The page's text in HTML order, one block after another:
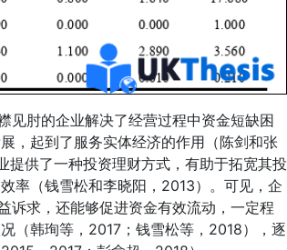
见肘的企业解决了经营过程中资金短缺困
，起到了服务实体经济的作用（陈剑和张
供了一种投资理财方式，有助于拓宽其投
率（钱雪松和李晓阳，2013）。可见，企
诉求，还能够促进资金有效流动，一定程
（韩珣等，2017；钱雪松等，2018），逐